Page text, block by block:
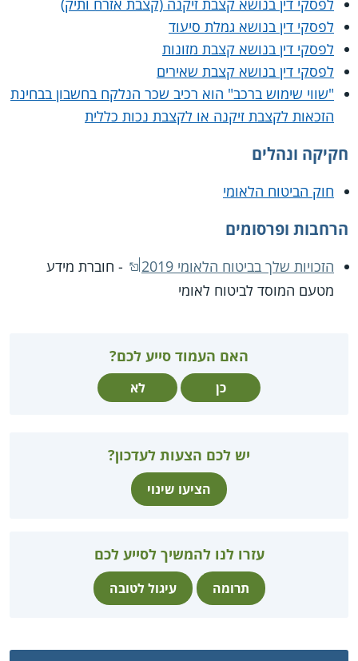
לפסקי דין בנושא קצבת זיקנה (קצבת אזרח ותיק)
לפסקי דין בנושא גמלת סיעוד
לפסקי דין בנושא קצבת מזונות
לפסקי דין בנושא קצבת שאירים
"שווי שימוש ברכב" הוא רכיב שכר הנלקח בחשבון בבחינת
הזכאות לקצבת זיקנה או לקצבת נכות כללית
חקיקה ונהלים
חוק הביטוח הלאומי
הרחבות ופרסומים
הזכויות שלך בביטוח הלאומי 2019
- חוברת מידע
מטעם המוסד לביטוח לאומי
האם העמוד סייע לכם?
כן לא
יש לכם הצעות לעדכון?
הציעו שינוי
עזרו לנו להמשיך לסייע לכם
תרומה עיגול לטובה